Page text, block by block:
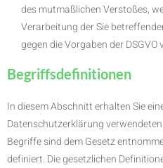
des mutmaßlichen Verstoßes,
Verarbeitung der Sie
gegen die Vorgaben der DSGVO
Begriffsdefinitionen
In diesem Abschnitt erhalten Sie
Datenschutzerklärung
Begriffe sind dem Gesetz
definiert. Die gesetzlichen